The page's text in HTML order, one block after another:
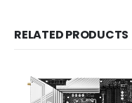
RELATED PRODUCTS